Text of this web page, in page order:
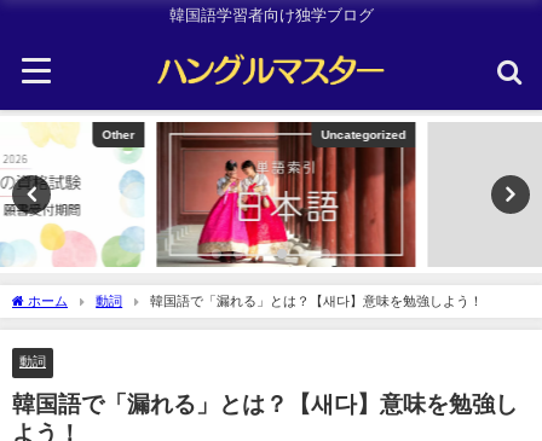
韓国語学習者向け独学ブログ
Uncategorized
ホーム 動詞 韓国語で「漏れる」とは？【새다】意味を勉強しよう！
動詞
韓国語で「漏れる」とは？【새다】意味を勉強し
よう！